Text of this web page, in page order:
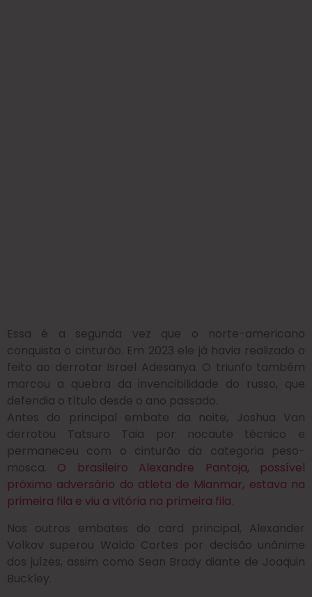
Essa é a segunda vez que o norte-americano
conquista o cinturão. Em 2023 ele já havia realizado o
feito ao derrotar Israel Adesanya. O triunfo também
marcou a quebra da invencibilidade do russo, que
defendia o título desde o ano passado.
Antes do principal embate da noite, Joshua Van
derrotou Tatsuro Taia por nocaute técnico e
permaneceu com o cinturão da categoria peso-
mosca. O brasileiro Alexandre Pantoja, possível
próximo adversário do atleta de Mianmar, estava na
primeira fila e viu a vitória na primeira fila.
Nos outros embates do card principal, Alexander
Volkov superou Waldo Cortes por decisão unânime
dos juízes, assim como Sean Brady diante de Joaquin
Buckley.